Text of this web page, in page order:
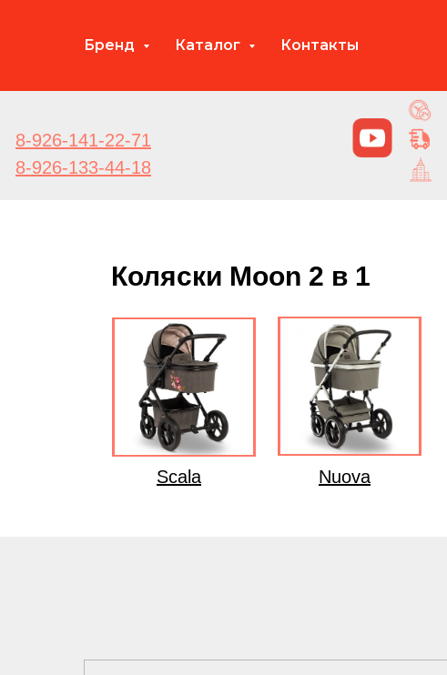
Бренд Каталог Контакты
8-926-141-22-71
8-926-133-44-18
Scala Nuova
Коляски Moon 2 в 1